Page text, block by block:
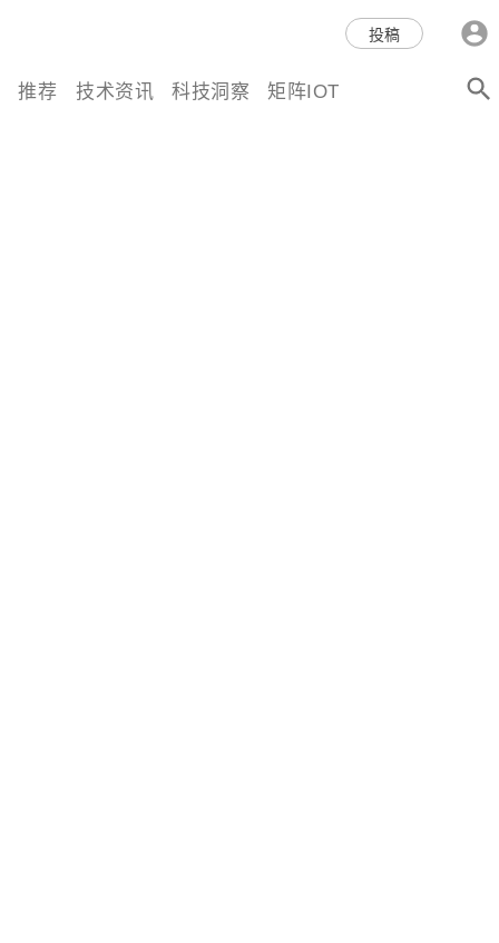
科技互联网,科技,资讯,动态,洞
察,量子,计算,AI,人工智能,机器
投稿
推荐 技术资讯 科技洞察 矩阵IOT